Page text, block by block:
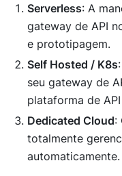
Serverless: A
gateway de API
e prototipagem.
Self Hosted / K8s
seu gateway de
plataforma de
Dedicated Cloud:
totalmente
automaticamente.